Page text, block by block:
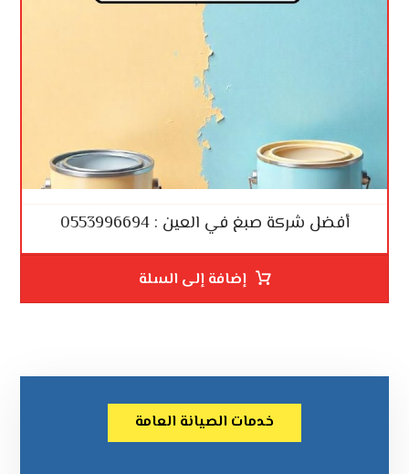
أفضل شركة صبغ في العين : 0553996694
إضافة إلى السلة
خدمات الصيانة العامة